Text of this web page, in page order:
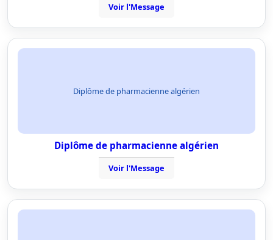
Voir l'Message
Diplôme de pharmacienne algérien
Diplôme de pharmacienne algérien
Voir l'Message